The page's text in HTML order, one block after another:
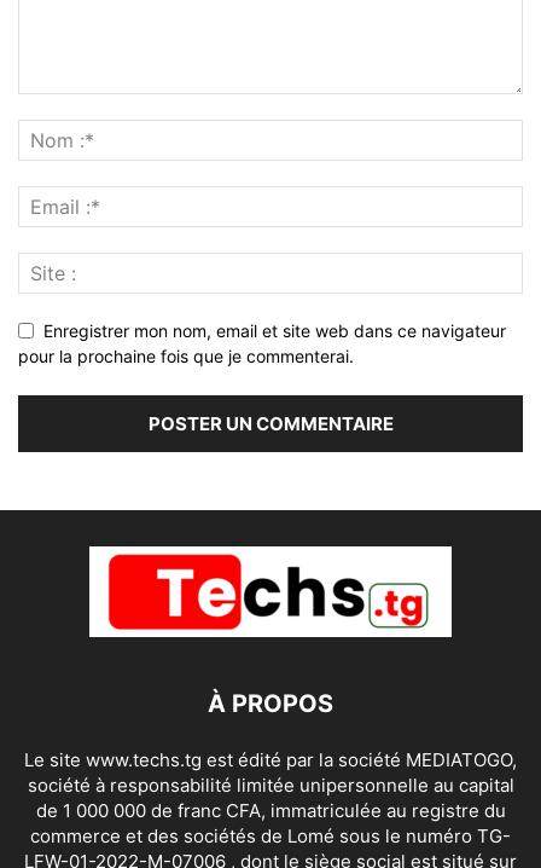
Enregistrer mon nom, email et site web dans ce navigateur
pour la prochaine fois que je commenterai.
À PROPOS
Le site www.techs.tg est édité par la société MEDIATOGO,
société à responsabilité limitée unipersonnelle au capital
de 1 000 000 de franc CFA, immatriculée au registre du
commerce et des sociétés de Lomé sous le numéro TG-
LFW-01-2022-M-07006 , dont le siège social est situé sur